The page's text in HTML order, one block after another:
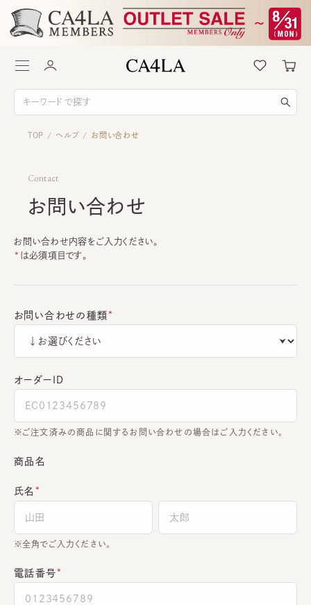
TOP / ヘルプ / お問い合わせ
Contact
お問い合わせ
お問い合わせ内容をご入力ください。
は必須項目です。
お問い合わせの種類
オーダーＩＤ
ご注文済みの商品に関するお問い合わせの場合はご入力ください。
商品名
氏名
全角でご入力ください。
電話番号